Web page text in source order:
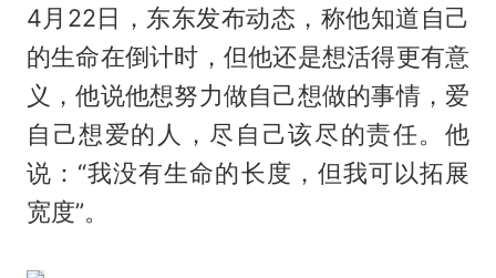
4月22日，东东发布动态，称他知道自己
的生命在倒计时，但他还是想活得更有意
义，他说他想努力做自己想做的事情，爱
自己想爱的人，尽自己该尽的责任。他
说：“我没有生命的长度，但我可以拓展
宽度”。